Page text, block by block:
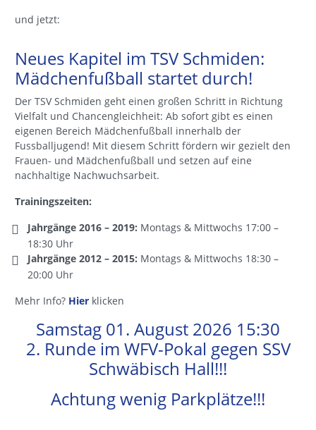
und jetzt:
Neues Kapitel im TSV Schmiden:
Mädchenfußball startet durch!
Der TSV Schmiden geht einen großen Schritt in Richtung
Vielfalt und Chancengleichheit: Ab sofort gibt es einen
eigenen Bereich Mädchenfußball innerhalb der
Fussballjugend! Mit diesem Schritt fördern wir gezielt den
Frauen- und Mädchenfußball und setzen auf eine
nachhaltige Nachwuchsarbeit.
Trainingszeiten:
Jahrgänge 2016 – 2019: Montags & Mittwochs 17:00 –
18:30 Uhr
Jahrgänge 2012 – 2015: Montags & Mittwochs 18:30 –
20:00 Uhr
Mehr Info? Hier klicken
Samstag 01. August 2026 15:30
2. Runde im WFV-Pokal gegen SSV
Schwäbisch Hall!!!
Achtung wenig Parkplätze!!!